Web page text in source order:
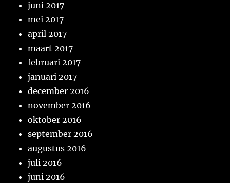
juni 2017
mei 2017
april 2017
maart 2017
februari 2017
januari 2017
december 2016
november 2016
oktober 2016
september 2016
augustus 2016
juli 2016
juni 2016